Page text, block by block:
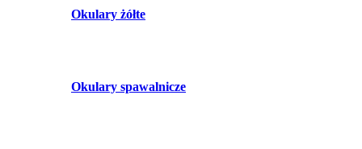
Okulary żółte
Okulary spawalnicze